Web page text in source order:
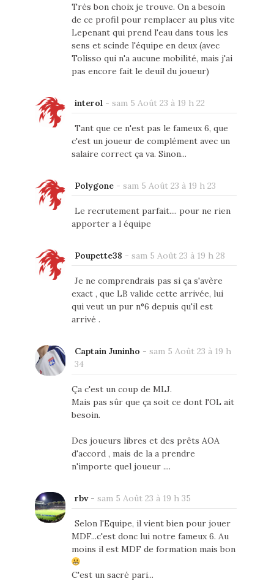
Très bon choix je trouve. On a besoin
de ce profil pour remplacer au plus vite
Lepenant qui prend l'eau dans tous les
sens et scinde l'équipe en deux (avec
Tolisso qui n'a aucune mobilité, mais j'ai
pas encore fait le deuil du joueur)
interol - sam 5 Août 23 à 19 h 22
Tant que ce n'est pas le fameux 6, que
c'est un joueur de complément avec un
salaire correct ça va. Sinon...
Polygone- sam 5 Août 23 à 19 h 23
Le recrutement parfait.... pour ne rien
apporter a l équipe
Poupette38 - sam 5 Août 23 à 19 h 28
Je ne comprendrais pas si ça s'avère
exact , que LB valide cette arrivée, lui
qui veut un pur n°6 depuis qu'il est
arrivé .
Captain Juninho - sam 5 Août 23 à 19 h
34
Ça c'est un coup de MLJ.
Mais pas sûr que ça soit ce dont l'OL ait
besoin.
Des joueurs libres et des prêts AOA
d'accord , mais de la a prendre
n'importe quel joueur ....
rbv- sam 5 Août 23 à 19 h 35
Selon l'Equipe, il vient bien pour jouer
MDF...c'est donc lui notre fameux 6. Au
moins il est MDF de formation mais bon
C'est un sacré pari...